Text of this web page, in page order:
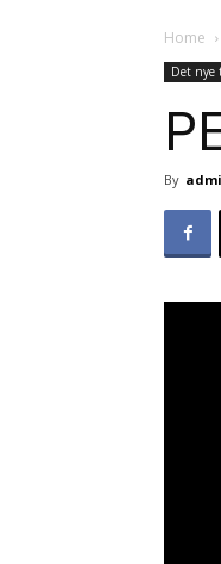
Home
Det nye
By